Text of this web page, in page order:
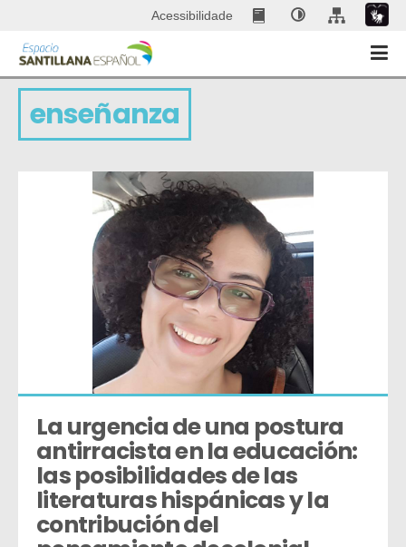
Acessibilidade
enseñanza
La urgencia de una postura
antirracista en la educación:
las posibilidades de las
literaturas hispánicas y la
contribución del